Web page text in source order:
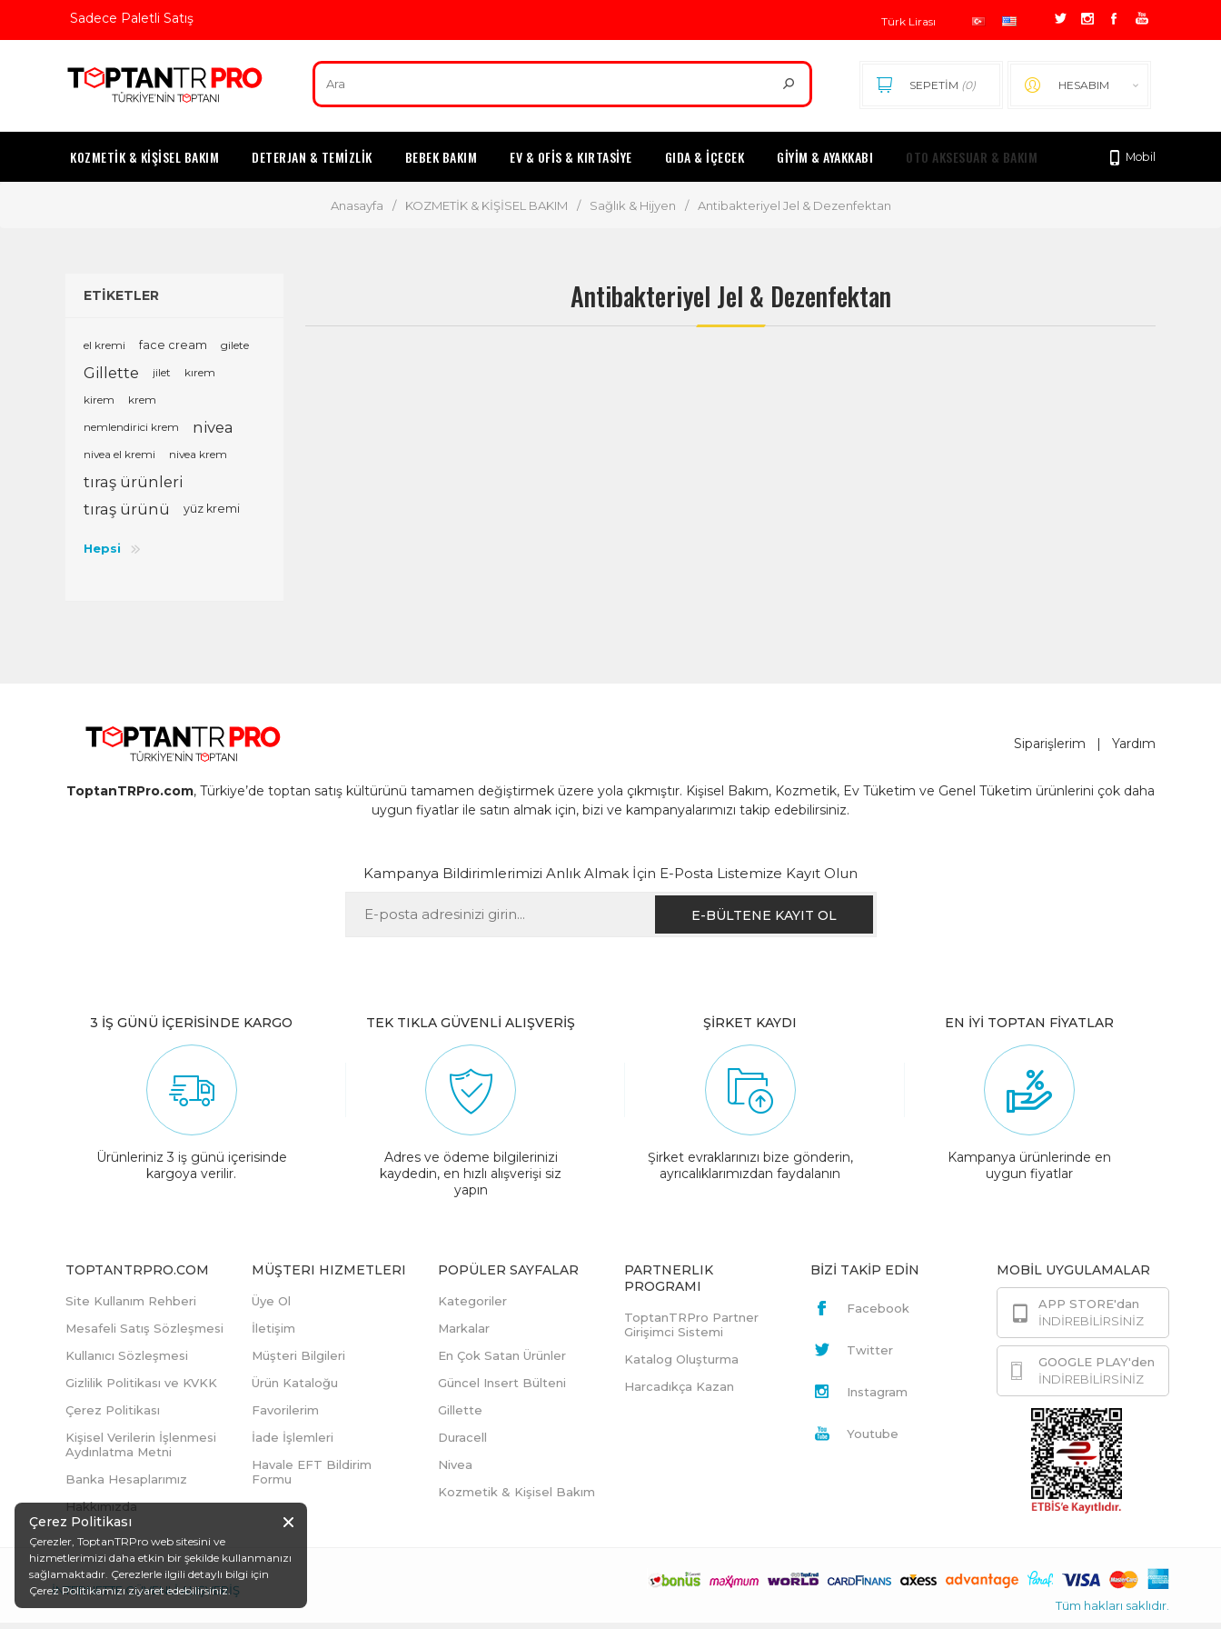
Sadece Paletli Satış
HESABIM
SEPETİM (0)
KOZMETİK & KİŞİSEL BAKIM DETERJAN & TEMİZLİK BEBEK BAKIM EV & OFİS & KIRTASİYE GIDA & İÇECEK GİYİM & AYAKKABI OTO AKSESUAR & BAKIM Mobil
Anasayfa / KOZMETİK & KİŞİSEL BAKIM / Sağlık & Hijyen / Antibakteriyel Jel & Dezenfektan
Antibakteriyel Jel & Dezenfektan
ETİKETLER
el kremi face cream gilete
Gillette jilet
kırem
kirem
krem
nemlendirici krem
nivea
nivea el kremi nivea krem
tıraş ürünleri
tıraş ürünü
yüz kremi
Hepsi
Siparişlerim | Yardım
ToptanTRPro.com, Türkiye’de toptan satış kültürünü tamamen değiştirmek üzere yola çıkmıştır. Kişisel Bakım, Kozmetik, Ev Tüketim ve Genel Tüketim ürünlerini çok daha
uygun fiyatlar ile satın almak için, bizi ve kampanyalarımızı takip edebilirsiniz.
Kampanya Bildirimlerimizi Anlık Almak İçin E-Posta Listemize Kayıt Olun
3 İŞ GÜNÜ İÇERİSİNDE KARGO
Ürünleriniz 3 iş günü içerisinde
kargoya verilir.
TEK TIKLA GÜVENLİ ALIŞVERİŞ
Adres ve ödeme bilgilerinizi
kaydedin, en hızlı alışverişi siz
yapın
ŞİRKET KAYDI
Şirket evraklarınızı bize gönderin,
ayrıcalıklarımızdan faydalanın
EN İYİ TOPTAN FİYATLAR
Kampanya ürünlerinde en
uygun fiyatlar
TOPTANTRPRO.COM
Site Kullanım Rehberi
Mesafeli Satış Sözleşmesi
Kullanıcı Sözleşmesi
Gizlilik Politikası ve KVKK
Çerez Politikası
Kişisel Verilerin İşlenmesi
Aydınlatma Metni
Banka Hesaplarımız
Hakkımızda
MÜŞTERI HIZMETLERI
Üye Ol
İletişim
Müşteri Bilgileri
Ürün Kataloğu
Favorilerim
İade İşlemleri
Havale EFT Bildirim
Formu
POPÜLER SAYFALAR
Kategoriler
Markalar
En Çok Satan Ürünler
Güncel Insert Bülteni
Gillette
Duracell
Nivea
Kozmetik & Kişisel Bakım
PARTNERLIK
PROGRAMI
ToptanTRPro Partner
Girişimci Sistemi
Katalog Oluşturma
Harcadıkça Kazan
BİZİ TAKİP EDİN
Facebook
Twitter
Instagram
Youtube
MOBİL UYGULAMALAR
APP STORE'dan
İNDİREBİLİRSİNİZ
GOOGLE PLAY'den
İNDİREBİLİRSİNİZ
İNTERNETTE GÜVENLİ ALIŞVERİŞ
Tüm hakları saklıdır.
Çerez Politikası
Çerezler, ToptanTRPro web sitesini ve
hizmetlerimizi daha etkin bir şekilde kullanmanızı
sağlamaktadır. Çerezlerle ilgili detaylı bilgi için
Çerez Politikamızıziyaret edebilirsiniz.